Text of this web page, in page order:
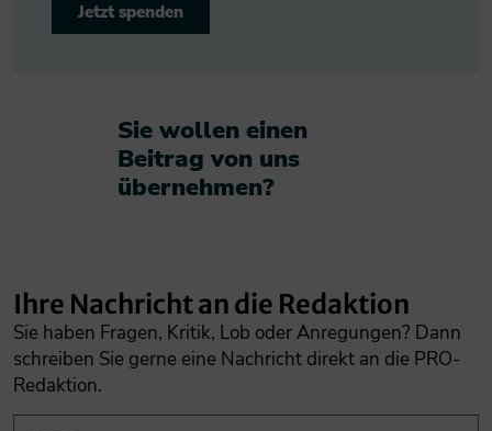
Jetzt spenden
Sie wollen einen
Beitrag von uns
übernehmen?​
Ihre Nachricht an die Redaktion
Sie haben Fragen, Kritik, Lob oder Anregungen? Dann
schreiben Sie gerne eine Nachricht direkt an die PRO-
Redaktion.